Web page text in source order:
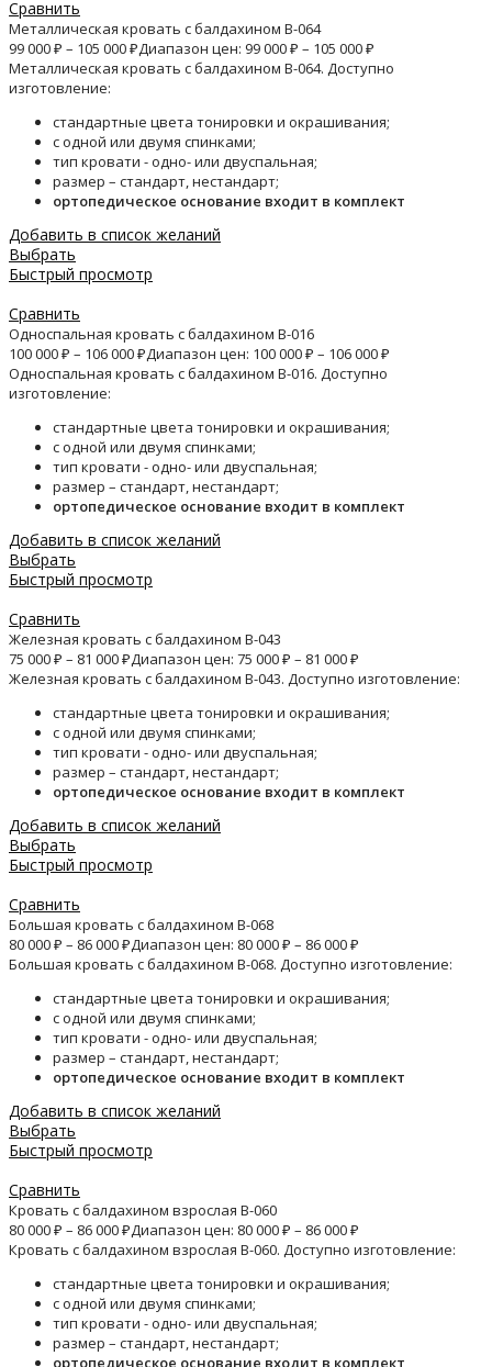
Сравнить
Металлическая кровать с балдахином B-064
99 000₽ – 105 000₽Диапазон цен: 99 000 ₽ – 105 000 ₽
Металлическая кровать с балдахином B-064. Доступно
изготовление:
стандартные цвета тонировки и окрашивания;
с одной или двумя спинками;
тип кровати - одно- или двуспальная;
размер – стандарт, нестандарт;
ортопедическое основание входит в комплект
Добавить в список желаний
Выбрать
Быстрый просмотр
Сравнить
Односпальная кровать с балдахином B-016
100 000₽ – 106 000₽Диапазон цен: 100 000 ₽ – 106 000 ₽
Односпальная кровать с балдахином B-016. Доступно
изготовление:
стандартные цвета тонировки и окрашивания;
с одной или двумя спинками;
тип кровати - одно- или двуспальная;
размер – стандарт, нестандарт;
ортопедическое основание входит в комплект
Добавить в список желаний
Выбрать
Быстрый просмотр
Сравнить
Железная кровать с балдахином B-043
75 000₽ – 81 000₽Диапазон цен: 75 000 ₽ – 81 000 ₽
Железная кровать с балдахином B-043. Доступно изготовление:
стандартные цвета тонировки и окрашивания;
с одной или двумя спинками;
тип кровати - одно- или двуспальная;
размер – стандарт, нестандарт;
ортопедическое основание входит в комплект
Добавить в список желаний
Выбрать
Быстрый просмотр
Сравнить
Большая кровать с балдахином B-068
80 000₽ – 86 000₽Диапазон цен: 80 000 ₽ – 86 000 ₽
Большая кровать с балдахином B-068. Доступно изготовление:
стандартные цвета тонировки и окрашивания;
с одной или двумя спинками;
тип кровати - одно- или двуспальная;
размер – стандарт, нестандарт;
ортопедическое основание входит в комплект
Добавить в список желаний
Выбрать
Быстрый просмотр
Сравнить
Кровать с балдахином взрослая B-060
80 000₽ – 86 000₽Диапазон цен: 80 000 ₽ – 86 000 ₽
Кровать с балдахином взрослая B-060. Доступно изготовление:
стандартные цвета тонировки и окрашивания;
с одной или двумя спинками;
тип кровати - одно- или двуспальная;
размер – стандарт, нестандарт;